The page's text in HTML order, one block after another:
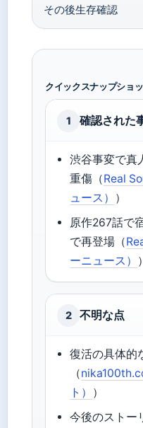
その後生存確認
クイックスナップショ
1 確認された
渋谷事変で真
重傷（Real
ュース） ）
原作267話で
で再登場（
ーニュース） ）
2 不明な点
復活の具体的
（
ト） ）
今後のストー